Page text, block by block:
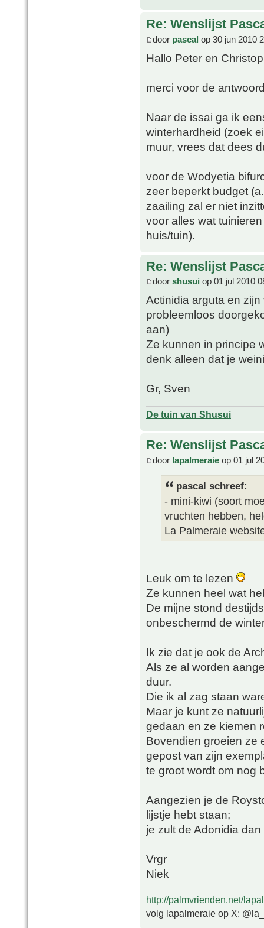
Re: Wenslijst
door pascal op 30 jun 2010
Hallo Peter en
merci voor de
Naar de issai ga ik
winterhardheid (zoek
muur, vrees dat dees
voor de Wodyetia
zeer beperkt budget
zaailing zal er niet
voor alles wat
huis/tuin).
Re: Wenslijst
door shusui op 01 jul 2010
Actinidia arguta en
probleemloos
aan)
Ze kunnen in principe
denk alleen dat je
Gr, Sven
De tuin van Shusui
Re: Wenslijst
door lapalmeraie op 01 jul
pascal schreef:
- mini-kiwi (soort
vruchten hebben,
La Palmeraie
Leuk om te lezen
Ze kunnen heel wat
De mijne stond
onbeschermd de
Ik zie dat je ook de
Als ze al worden
duur.
Die ik al zag staan
Maar je kunt ze
gedaan en ze kiemen
Bovendien groeien ze
gepost van zijn
te groot wordt om nog
Aangezien je de
lijstje hebt staan;
je zult de Adonidia
Vrgr
Niek
http://palmvrienden.net/
volg lapalmeraie op X: